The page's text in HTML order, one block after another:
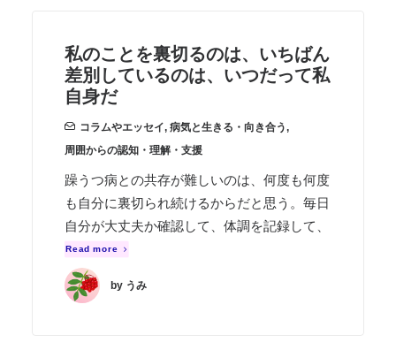
私のことを裏切るのは、いちばん
差別しているのは、いつだって私
自身だ
コラムやエッセイ, 病気と生きる・向き合う,
周囲からの認知・理解・支援
躁うつ病との共存が難しいのは、何度も何度
も自分に裏切られ続けるからだと思う。毎日
自分が大丈夫か確認して、体調を記録して、
Read more
by うみ